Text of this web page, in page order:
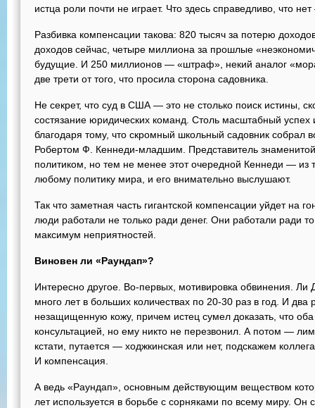
истца роли почти не играет. Что здесь справедливо, что
Разбивка компенсации такова: 820 тысяч за потерю
доходов сейчас, четыре миллиона за прошлые
будущие. И 250 миллионов — «штраф», некий аналог
две трети от того, что просила сторона садовника.
Не секрет, что суд в США — это не столько поиск истины,
состязание юридических команд. Столь масштабный
благодаря тому, что скромный школьный садовник собрал
Робертом Ф. Кеннеди-младшим. Представитель
политиком, но тем не менее этот очередной Кеннеди — из
любому политику мира, и его внимательно выслушают.
Так что заметная часть гигантской компенсации уйдет на
люди работали не только ради денег. Они работали ради
максимум неприятностей.
Виновен ли «Раундап»?
Интересно другое. Во-первых, мотивировка обвинения. Ли
много лет в больших количествах по 20-30 раз в год. И два
незащищенную кожу, причем истец сумел доказать, что
консультацией, но ему никто не перезвонил. А потом —
кстати, путается — ходжкинская или нет, подскажем
И компенсация.
А ведь «Раундап», основным действующим веществом
лет используется в борьбе с сорняками по всему миру. Он